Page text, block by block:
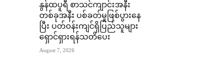
နွန်ထပူရီ စာသင်ကျာင်းအနီး
တစ်ခုအနီး ပစ်ခတ်မှုဖြစ်ပွားနေ
ပြီး ပတ်ဝန်းကျင်ရှိပြည်သူများ
ရှောင်ရှားရန်သတိပေး
August 7, 2026